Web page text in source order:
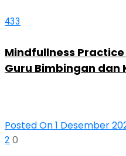
433
Mindfullness
Guru Bimbingan dan
Posted On 1 Desember
2 0